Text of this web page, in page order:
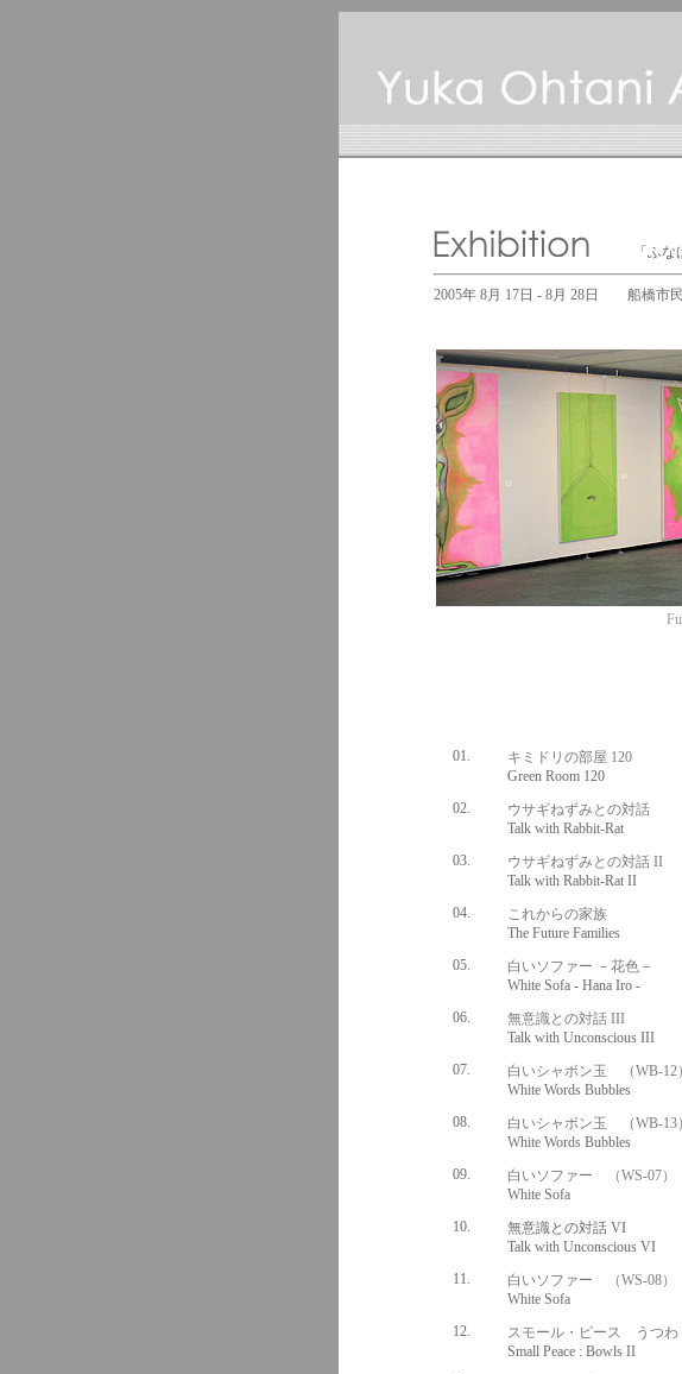
「ふなばし
2005年 8月 17日 - 8月 28日 船橋市民
01.
キミドリの部屋 120
Green Room 120
02.
ウサギねずみとの対話
Talk with Rabbit-Rat
03.
ウサギねずみとの対話 II
Talk with Rabbit-Rat II
04.
これからの家族
The Future Families
05.
白いソファー －花色－
White Sofa - Hana Iro -
06.
無意識との対話 III
Talk with Unconscious III
07.
白いシャボン玉 （WB-12）
White Words Bubbles
08.
白いシャボン玉 （WB-13）
White Words Bubbles
09. 白いソファー
（WS-07）
White Sofa
10.
無意識との対話 VI
Talk with Unconscious VI
11.
白いソファー （WS-08）
White Sofa
12.
スモール・ピース うつわ
Small Peace : Bowls II